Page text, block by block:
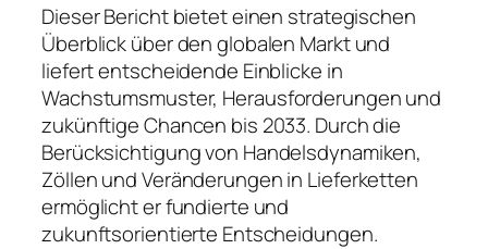
Dieser Bericht bietet einen strategischen
Überblick über den globalen Markt und
liefert entscheidende Einblicke in
Wachstumsmuster, Herausforderungen und
zukünftige Chancen bis 2033. Durch die
Berücksichtigung von Handelsdynamiken,
Zöllen und Veränderungen in Lieferketten
ermöglicht er fundierte und
zukunftsorientierte Entscheidungen.